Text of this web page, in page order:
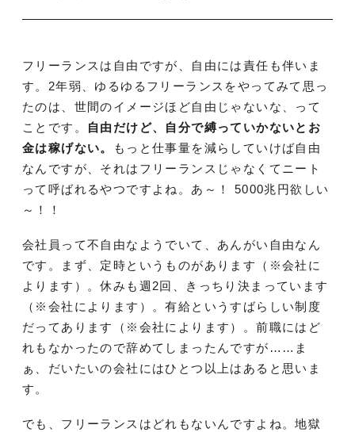
フリーランスは自由ですが、自由には責任も伴いま
す。2年弱、ゆるゆるフリーランスをやってみて思っ
たのは、世間のイメージほど自由じゃないな、って
ことです。
自由だけど、自分で縛っていかないとお
金は稼げない。
もっと仕事量を減らしていけば自由
なんですが、それはフリーランスじゃなくてニート
って呼ばれるやつですよね。あ～！ 5000兆円欲しい
～！！
会社員って不自由なようでいて、あんがい自由なん
です。まず、定時というものがあります（※会社に
よります）。休みも週2回、きっちり決まっています
（※会社によります）。有給というすばらしい制度
だってあります（※会社によります）。前職にはど
れもなかったので辞めてしまったんですが……ま
ぁ、だいたいの会社にはひとつ以上はあると思いま
す。
でも、フリーランスはどれもないんですよね。地獄